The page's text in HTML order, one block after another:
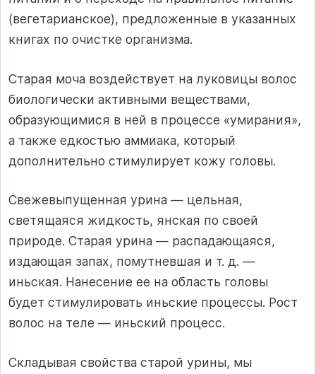
(вегетарианское), пред­ложенные в указанных
книгах по очистке организма.
Старая моча воздействует на луковицы волос
биологически актив­ными веществами,
образующимися в ней в процессе «умирания»,
а также едкостью аммиака, который
дополнительно стимулирует кожу головы.
Свежевыпущенная урина — цельная,
светящаяся жидкость, янская по своей
природе. Старая урина — распадающаяся,
издающая запах, помутневшая и т. д. —
иньская. Нанесение ее на область головы
будет стимулировать иньские процессы. Рост
волос на теле — иньский про­цесс.
Складывая свойства старой урины, мы